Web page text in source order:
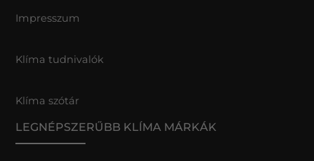
Impresszum
Klíma tudnivalók
Klíma szótár
LEGNÉPSZERŰBB KLÍMA MÁRKÁK